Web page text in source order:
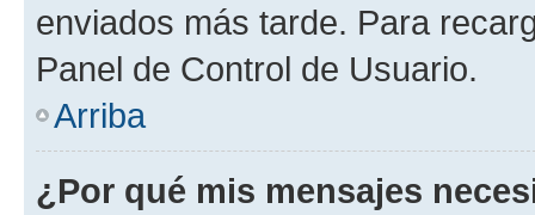
enviados más tarde. Para
Panel de Control de Usuario.
Arriba
¿Por qué mis mensajes